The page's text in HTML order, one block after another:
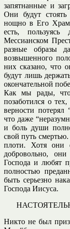
запятнанные и
Они будут
нощно в Его
есть, пользуясь
Мессианском
разные образы
возвышенного
них сказано, что
будут лишь
окончательной
Как мы рады,
позаботился о
верности
что даже
и боль души
свой путь
плоти. Хотя они
добровольно,
Господа и любят
полностью
быть серьезно
Господа Иисуса.
Никто не был